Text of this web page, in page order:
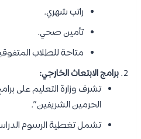
راتب شهري.
تأمين صحي.
متاحة للطلاب
برامج الابتعاث الخارجي:
تشرف وزارة التعليم على
الحرمين الشريفين”.
تشمل تغطية الرسوم